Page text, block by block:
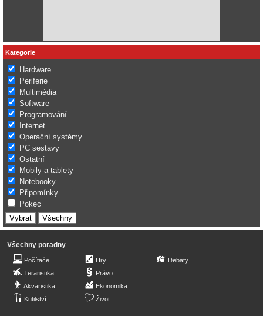
Kategorie
Hardware
Periferie
Multimédia
Software
Programování
Internet
Operační systémy
PC sestavy
Ostatní
Mobily a tablety
Notebooky
Připomínky
Pokec
Všechny poradny
Počítače
Teraristika
Akvaristika
Kutilství
Hry
Právo
Ekonomika
Život
Debaty